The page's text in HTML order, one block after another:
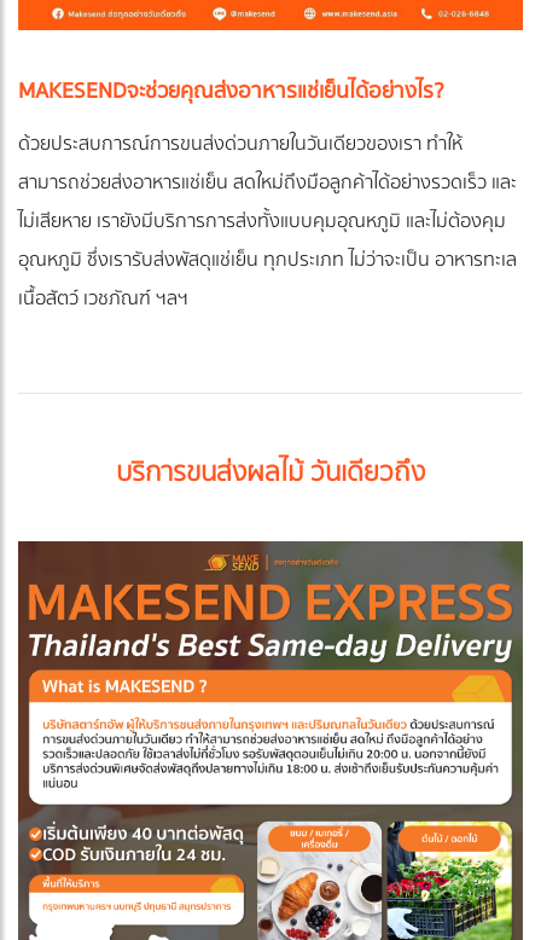
MAKESENDจะช่วยคุณส่งอาหารแช่เย็นได้อย่างไร?
ด้วยประสบการณ์การขนส่งด่วนภายในวันเดียวของเรา ทำให้
สามารถช่วยส่งอาหารแช่เย็น สดใหม่ถึงมือลูกค้าได้อย่างรวดเร็ว และ
ไม่เสียหาย เรายังมีบริการการส่งทั้งแบบคุมอุณหภูมิ และไม่ต้องคุม
อุณหภูมิ ซึ่งเรารับส่งพัสดุแช่เย็น ทุกประเภท ไม่ว่าจะเป็น อาหารทะเล
เนื้อสัตว์ เวชภัณฑ์ ฯลฯ
บริการขนส่งผลไม้ วันเดียวถึง​